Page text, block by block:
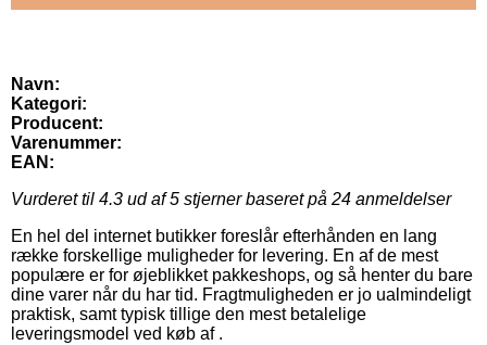
Navn:
Kategori:
Producent:
Varenummer:
EAN:
Vurderet til 4.3 ud af 5 stjerner baseret på 24 anmeldelser
En hel del internet butikker foreslår efterhånden en lang
række forskellige muligheder for levering. En af de mest
populære er for øjeblikket pakkeshops, og så henter du bare
dine varer når du har tid. Fragtmuligheden er jo ualmindeligt
praktisk, samt typisk tillige den mest betalelige
leveringsmodel ved køb af .